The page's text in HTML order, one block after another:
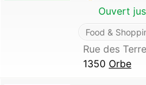
Ouvert
Food &
Rue des
1350 Orbe